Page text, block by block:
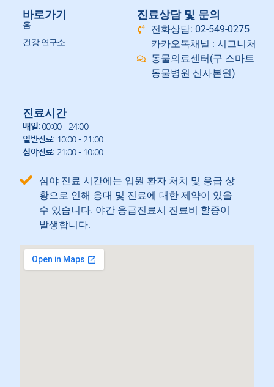
바로가기
홈
건강 연구소
진료상담 및 문의
전화상담: 02-549-0275
카카오톡채널 : 시그니처
동물의료센터(구 스마트
동물병원 신사본원)
진료시간
매일: 00:00 – 24:00
일반진료: 10:00 – 21:00
심야진료: 21:00 – 10:00
심야 진료 시간에는 입원 환자 처치 및 응급 상
황으로 인해 응대 및 진료에 대한 제약이 있을
수 있습니다. 야간 응급진료시 진료비 할증이
발생합니다.